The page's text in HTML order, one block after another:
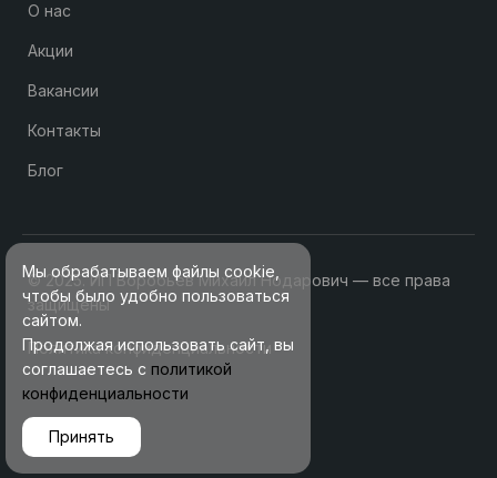
О нас
Акции
Вакансии
Контакты
Блог
© 2025. ИП Воробьев Михаил Нодарович — все права
защищены
Политика конфиденциальности
Мы обрабатываем файлы cookie,
чтобы было удобно пользоваться
сайтом.
Продолжая использовать сайт, вы
соглашаетесь с политикой
конфиденциальности
Принять